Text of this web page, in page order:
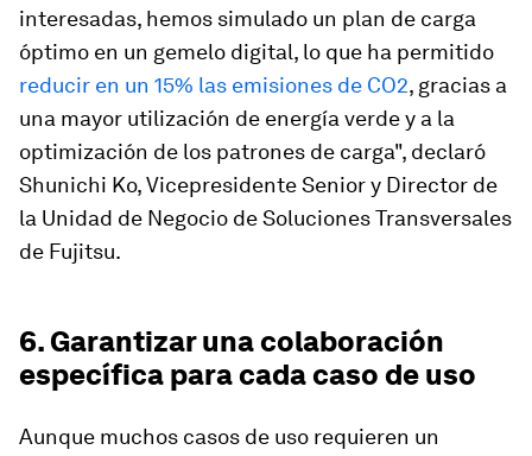
interesadas, hemos simulado un plan de carga
óptimo en un gemelo digital, lo que ha permitido
reducir en un 15% las emisiones de CO2, gracias a
una mayor utilización de energía verde y a la
optimización de los patrones de carga", declaró
Shunichi Ko, Vicepresidente Senior y Director de
la Unidad de Negocio de Soluciones Transversales
de Fujitsu.
6. Garantizar una colaboración
específica para cada caso de uso
Aunque muchos casos de uso requieren un